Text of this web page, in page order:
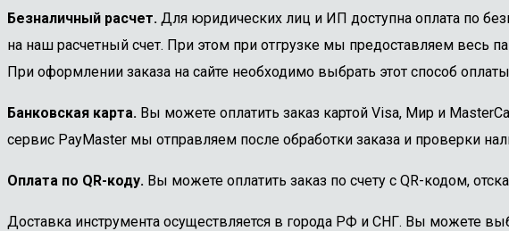
Безналичный расчет. Для юридических лиц и ИП доступна оплата по
на наш расчетный счет. При этом при отгрузке мы предоставляем весь
При оформлении заказа на сайте необходимо выбрать этот способ
Банковская карта. Вы можете оплатить заказ картой Visa, Мир и
сервис PayMaster мы отправляем после обработки заказа и проверки
Оплата по QR-коду. Вы можете оплатить заказ по счету с QR-кодом,
Доставка инструмента осуществляется в города РФ и СНГ. Вы можете